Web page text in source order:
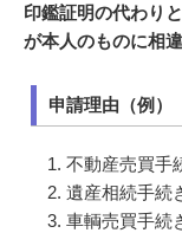
印鑑証明の代わり
が本人のものに相
申請理由（例）
不動産売買手
遺産相続手続
車輌売買手続